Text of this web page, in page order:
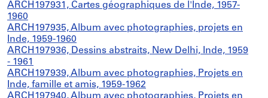
ARCH197931, Cartes géographiques de l'Inde, 1957-
1960
ARCH197935, Album avec photographies, projets en
Inde, 1959-1960
ARCH197936, Dessins abstraits, New Delhi, Inde, 1959
- 1961
ARCH197939, Album avec photographies, Projets en
Inde, famille et amis, 1959-1962